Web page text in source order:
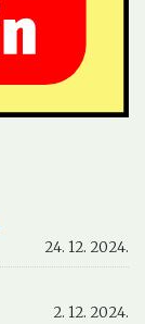
24. 12. 2024.
2. 12. 2024.